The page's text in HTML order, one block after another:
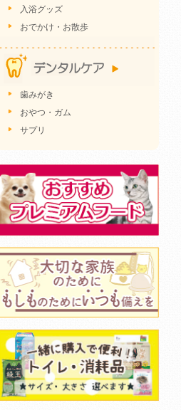
入浴グッズ
おでかけ・お散歩
歯みがき
おやつ・ガム
サプリ